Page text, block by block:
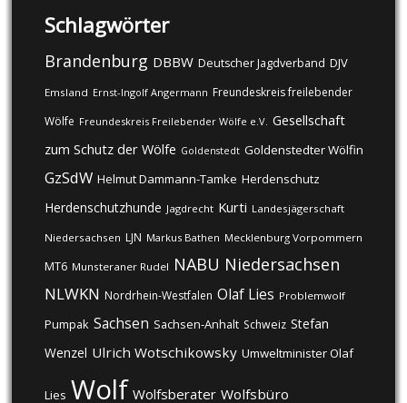
Schlagwörter
Brandenburg DBBW Deutscher Jagdverband DJV
Emsland Ernst-Ingolf Angermann Freundeskreis freilebender
Wölfe Freundeskreis Freilebender Wölfe e.V. Gesellschaft
zum Schutz der Wölfe Goldenstedt Goldenstedter Wölfin
GzSdW Helmut Dammann-Tamke Herdenschutz
Herdenschutzhunde Jagdrecht Kurti Landesjägerschaft
Niedersachsen LJN Markus Bathen Mecklenburg Vorpommern
MT6 Munsteraner Rudel NABU Niedersachsen
NLWKN Nordrhein-Westfalen Olaf Lies Problemwolf
Pumpak Sachsen Sachsen-Anhalt Schweiz Stefan
Wenzel Ulrich Wotschikowsky Umweltminister Olaf
Lies Wolf Wolfsberater Wolfsbüro